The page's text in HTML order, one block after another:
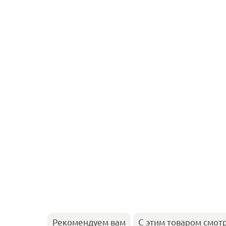
Рекомендуем вам С этим товаром